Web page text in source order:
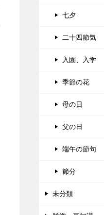
七夕
二十四節気
入園、入学
季節の花
母の日
父の日
端午の節句
節分
未分類